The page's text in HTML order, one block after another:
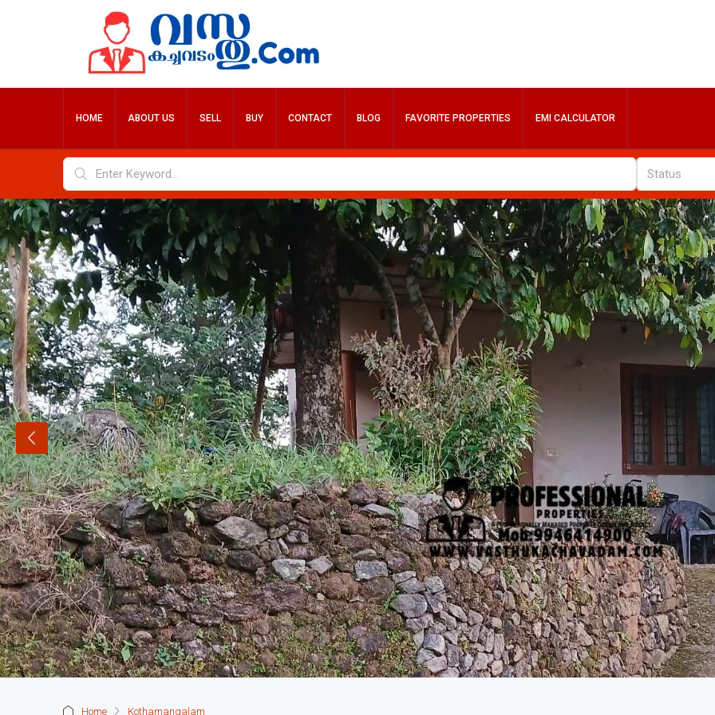
HOME ABOUT US SELL BUY CONTACT BLOG FAVORITE PROPERTIES EMI CALCULATOR
Status
Home Kothamangalam